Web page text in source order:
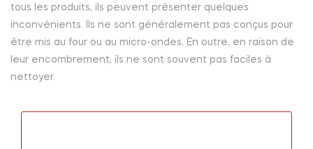
tous les produits, ils peuvent présenter quelques
inconvénients. Ils ne sont généralement pas conçus pour
être mis au four ou au micro-ondes. En outre, en raison de
leur encombrement, ils ne sont souvent pas faciles à
nettoyer.